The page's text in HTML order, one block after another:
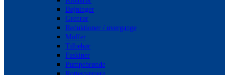
Bøjninger
Grenrør
Reduktioner / overgange
Muffer
Tilbehør
Faskiner
Pumpebrønde